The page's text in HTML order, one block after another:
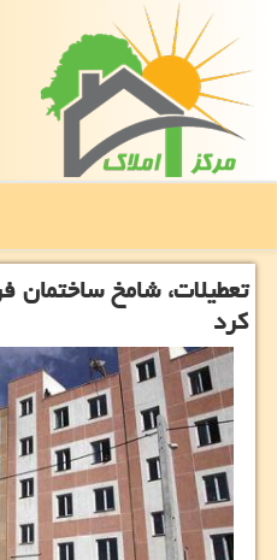
تعطیلات، شامخ ساختمان
كرد